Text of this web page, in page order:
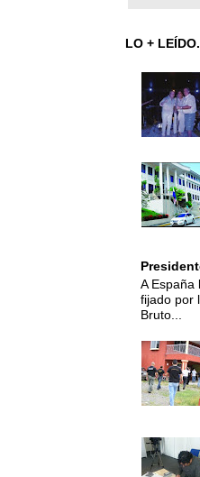
LO +
A
fijado por
Bruto...